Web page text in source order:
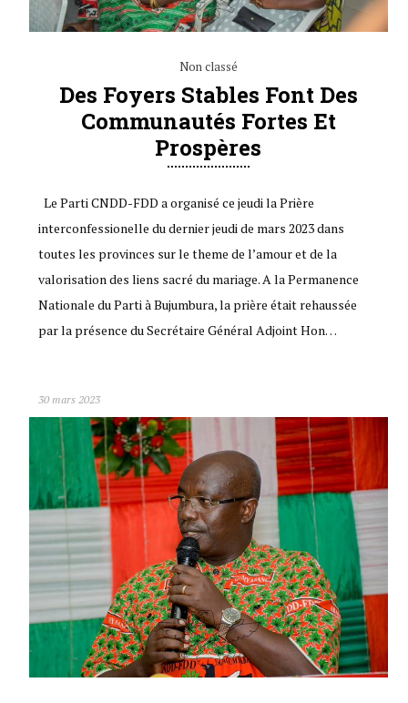
Non classé
Des Foyers Stables Font Des
Communautés Fortes Et
Prospères
Le Parti CNDD-FDD a organisé ce jeudi la Prière
interconfessionelle du dernier jeudi de mars 2023 dans
toutes les provinces sur le theme de l’amour et de la
valorisation des liens sacré du mariage. A la Permanence
Nationale du Parti à Bujumbura, la prière était rehaussée
par la présence du Secrétaire Général Adjoint Hon…
30 mars 2023